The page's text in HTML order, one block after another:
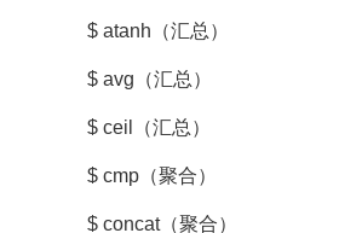
$ atanh（汇总）
$ avg（汇总）
$ ceil（汇总）
$ cmp（聚合）
$ concat（聚合）